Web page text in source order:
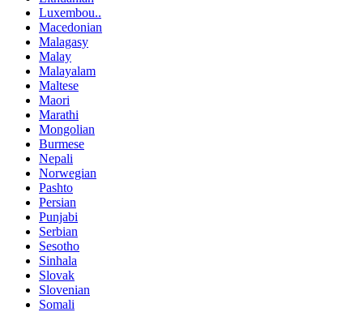
Luxembou..
Macedonian
Malagasy
Malay
Malayalam
Maltese
Maori
Marathi
Mongolian
Burmese
Nepali
Norwegian
Pashto
Persian
Punjabi
Serbian
Sesotho
Sinhala
Slovak
Slovenian
Somali